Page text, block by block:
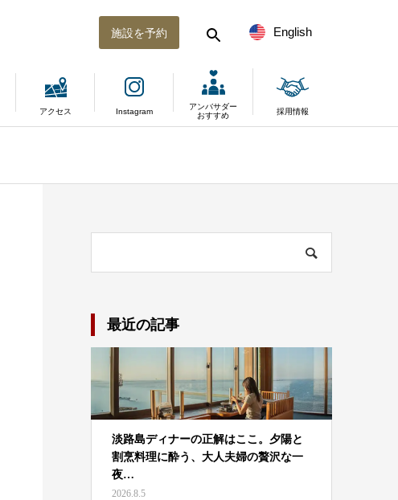
English
施設を予約
アクセス Instagram
アンバサダー
おすすめ
採用情報
最近の記事
淡路島ディナーの正解はここ。夕陽と
割烹料理に酔う、大人夫婦の贅沢な一
夜…
2026.8.5